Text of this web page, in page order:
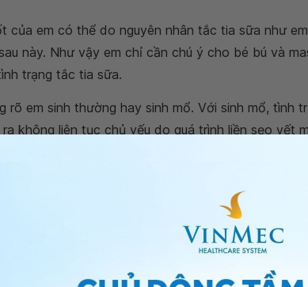
của em có thể do nguyên nhân tắc tia sữa như
này. Như vậy em chỉ cần chú ý cho bé bú và
trạng tắc tia sữa.
rõ em sinh thường hay sinh mổ. Với sinh mổ, tình
không liên tục chủ yếu do quá trình liền sẹo vết
sản dịch kéo dài hay rong huyết.
hoặc bệnh viện thuộc
trọng.
Như Thu Trúc
- Bác sĩ Sản phụ khoa -
Nha Trang